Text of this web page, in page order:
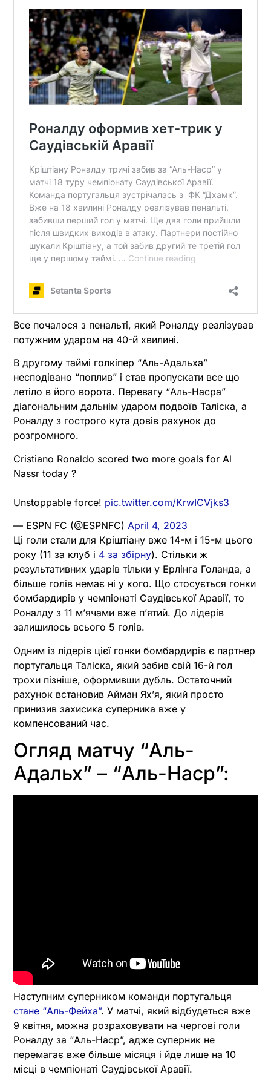
Все почалося з пенальті, який Роналду реалізував
потужним ударом на 40-й хвилині.
В другому таймі голкіпер “Аль-Адальха”
несподівано “поплив” і став пропускати все що
летіло в його ворота. Перевагу “Аль-Насра”
діагональним дальнім ударом подвоїв Таліска, а
Роналду з гострого кута довів рахунок до
розгромного.
Cristiano Ronaldo scored two more goals for Al
Nassr today ?
Unstoppable force! pic.twitter.com/KrwICVjks3
— ESPN FC (@ESPNFC) April 4, 2023
Ці голи стали для Кріштіану вже 14-м і 15-м цього
року (11 за клуб і 4 за збірну). Стільки ж
результативних ударів тільки у Ерлінга Голанда, а
більше голів немає ні у кого. Що стосується гонки
бомбардирів у чемпіонаті Саудівської Аравії, то
Роналду з 11 м’ячами вже п’ятий. До лідерів
залишилось всього 5 голів.
Одним із лідерів цієї гонки бомбардирів є партнер
португальця Таліска, який забив свій 16-й гол
трохи пізніше, оформивши дубль. Остаточний
рахунок встановив Айман Ях’я, який просто
принизив захисика суперника вже у
компенсований час.
Огляд матчу “Аль-
Адальх” – “Аль-Наср”:
Наступним суперником команди португальця
стане “Аль-Фейха”. У матчі, який відбудеться вже
9 квітня, можна розраховувати на чергові голи
Роналду за “Аль-Наср”, адже суперник не
перемагає вже більше місяця і йде лише на 10
місці в чемпіонаті Саудівської Аравії.